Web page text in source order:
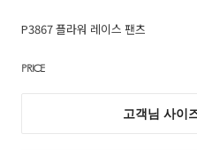
P3867 플라워 레이스 팬츠
PRICE